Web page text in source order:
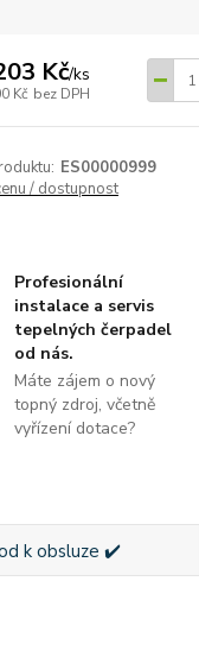
Kč/ks
Kč bez DPH
ES00000999
/ dostupnost
Profesionální
instalace a servis
tepelných čerpadel
od nás.
Máte zájem o nový
topný zdroj, včetně
vyřízení dotace?
k obsluze ✔️